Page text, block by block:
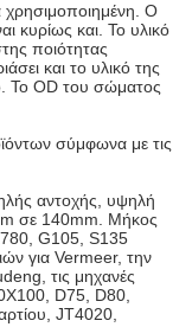
χρησιμοποιημένη. Ο
κυρίως και. Το υλικό
ποιότητας
και το υλικό της
Το OD του σώματος
σύμφωνα με τις
αντοχής, υψηλή
σε 140mm. Μήκος
G105, S135
για Vermeer, την
τις μηχανές
D75, D80,
JT4020,